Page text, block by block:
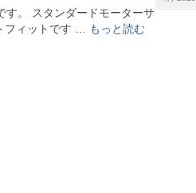
す。 スタンダードモーターサ
フィットです … もっと読む